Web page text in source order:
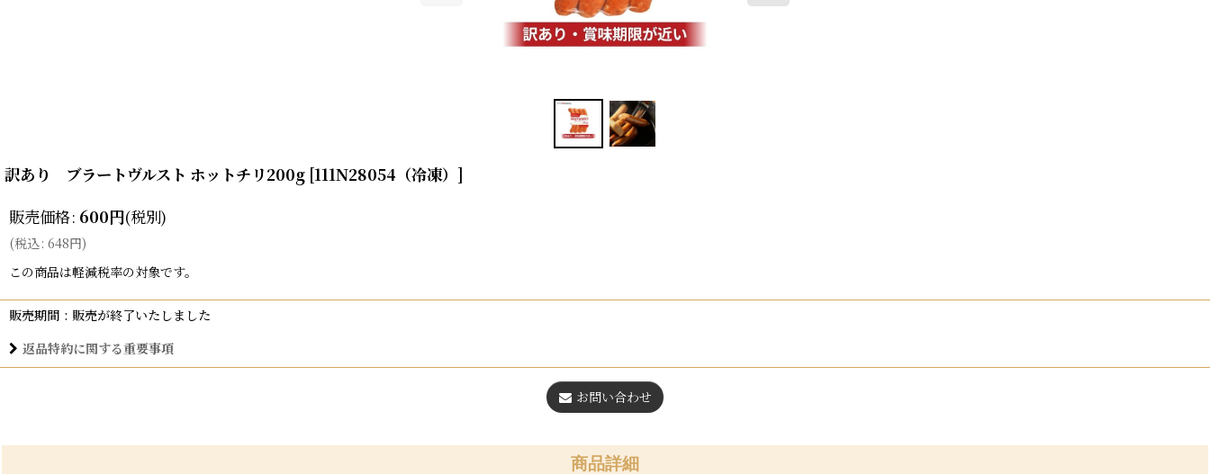
訳あり ブラートヴルスト ホットチリ200g [111N28054（冷凍） ]
販売価格: 600円(税別)
(税込: 648円)
この商品は軽減税率の対象です。
販売期間 : 販売が終了いたしました
返品特約に関する重要事項
お問い合わせ
商品詳細